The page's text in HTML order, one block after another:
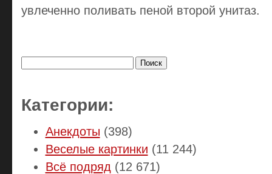
увлеченно поливать пеной второй унитаз.
Категории:
Анекдоты (398)
Веселые картинки (11 244)
Всё подряд (12 671)